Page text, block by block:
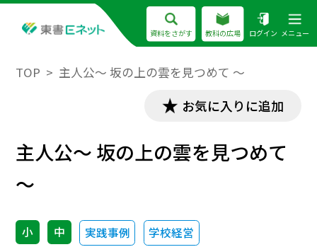
資料をさがす 教科の広場 ログイン メニュー
TOP 主人公～ 坂の上の雲を見つめて ～
お気に入りに追加
主人公～ 坂の上の雲を見つめて
～
小 中 実践事例 学校経営